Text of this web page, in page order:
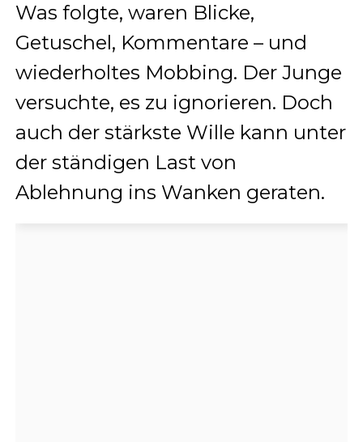
Was folgte, waren Blicke,
Getuschel, Kommentare – und
wiederholtes Mobbing. Der Junge
versuchte, es zu ignorieren. Doch
auch der stärkste Wille kann unter
der ständigen Last von
Ablehnung ins Wanken geraten.